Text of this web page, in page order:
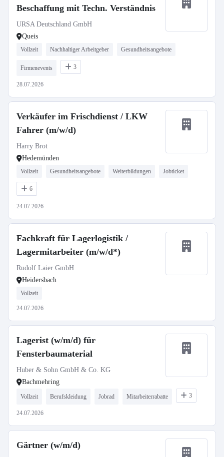
Beschaffung mit Techn. Verständnis
URSA Deutschland GmbH
Queis
Vollzeit Nachhaltiger Arbeitgeber Gesundheitsangebote
Firmenevents 3
28.07.2026
Verkäufer im Frischdienst / LKW
Fahrer (m/w/d)
Harry Brot
Hedemünden
Vollzeit Gesundheitsangebote Weiterbildungen Jobticket
6
24.07.2026
Fachkraft für Lagerlogistik /
Lagermitarbeiter (m/w/d*)
Rudolf Laier GmbH
Heidersbach
Vollzeit
24.07.2026
Lagerist (w/m/d) für
Fensterbaumaterial
Huber & Sohn GmbH & Co. KG
Bachmehring
Vollzeit Berufskleidung Jobrad Mitarbeiterrabatte 3
24.07.2026
Gärtner (w/m/d)